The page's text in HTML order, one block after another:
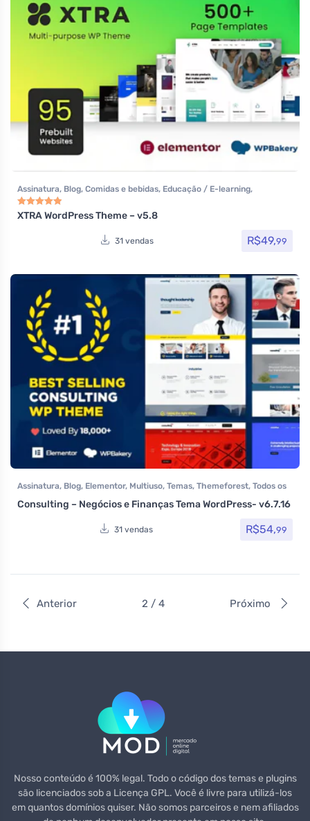
Assinatura, Blog, Comidas e bebidas, Educação / E-learning,
Elementor,
Virtual , MarketPlace, Multiuso , Page Builder
XTRA WordPress Theme – v5.8
31 vendas R$49,99
Assinatura, Blog, Elementor, Multiuso, Temas, Themeforest, Todos os
Woocommerce
Consulting – Negócios e Finanças Tema WordPress- v6.7.16
31 vendas R$54,99
Anterior 2 / 4 Próximo
Nosso conteúdo é 100% legal. Todo o código dos temas e plugins
são licenciados sob a Licença GPL. Você é livre para utilizá-los
em quantos domínios quiser. Não somos parceiros e nem afiliados